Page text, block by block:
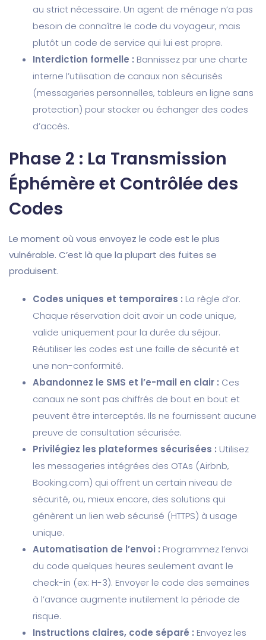
au strict nécessaire. Un agent de ménage n’a pas
besoin de connaître le code du voyageur, mais
plutôt un code de service qui lui est propre.
Interdiction formelle : Bannissez par une charte
interne l’utilisation de canaux non sécurisés
(messageries personnelles, tableurs en ligne sans
protection) pour stocker ou échanger des codes
d’accès.
Phase 2 : La Transmission
Éphémère et Contrôlée des
Codes
Le moment où vous envoyez le code est le plus
vulnérable. C’est là que la plupart des fuites se
produisent.
Codes uniques et temporaires : La règle d’or.
Chaque réservation doit avoir un code unique,
valide uniquement pour la durée du séjour.
Réutiliser les codes est une faille de sécurité et
une non-conformité.
Abandonnez le SMS et l’e-mail en clair : Ces
canaux ne sont pas chiffrés de bout en bout et
peuvent être interceptés. Ils ne fournissent aucune
preuve de consultation sécurisée.
Privilégiez les plateformes sécurisées : Utilisez
les messageries intégrées des OTAs (Airbnb,
Booking.com) qui offrent un certain niveau de
sécurité, ou, mieux encore, des solutions qui
génèrent un lien web sécurisé (HTTPS) à usage
unique.
Automatisation de l’envoi : Programmez l’envoi
du code quelques heures seulement avant le
check-in (ex: H-3). Envoyer le code des semaines
à l’avance augmente inutilement la période de
risque.
Instructions claires, code séparé : Envoyez les